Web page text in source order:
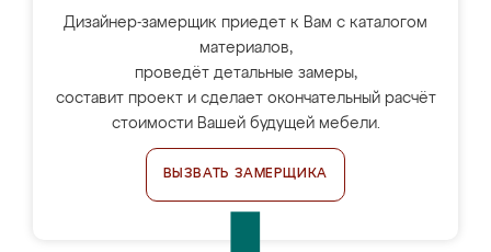
Дизайнер-замерщик приедет к Вам с каталогом
материалов,
проведёт детальные замеры,
составит проект и сделает окончательный расчёт
стоимости Вашей будущей мебели.
ВЫЗВАТЬ ЗАМЕРЩИКА